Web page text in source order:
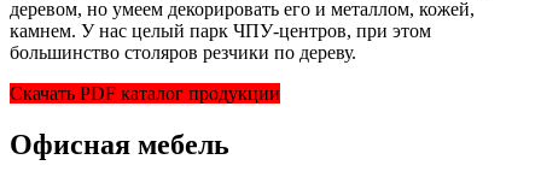
деревом, но умеем декорировать его и металлом, кожей,
камнем. У нас целый парк ЧПУ-центров, при этом
большинство столяров резчики по дереву.
Скачать PDF каталог продукции
Офисная мебель